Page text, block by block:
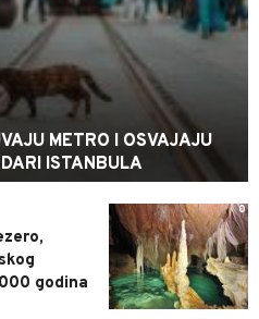
METRO I OSVAJAJU
ISTANBULA
0
godina